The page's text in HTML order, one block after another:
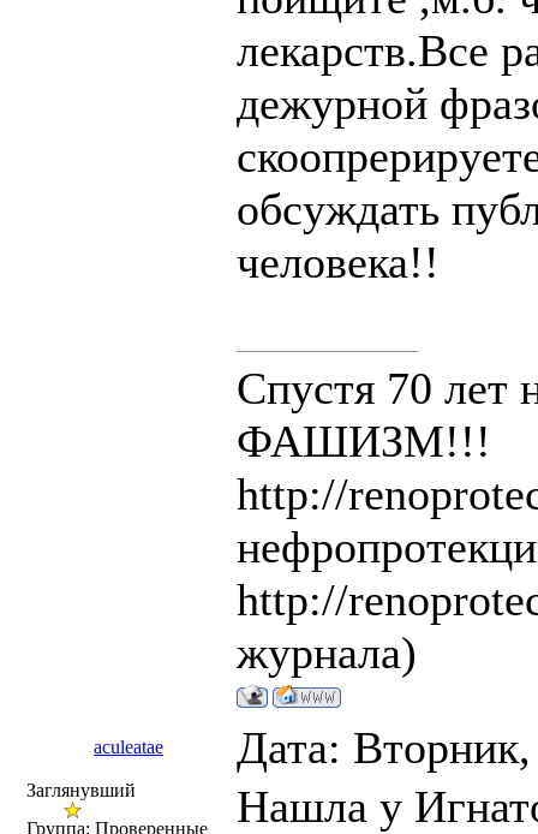
лекарств.Все
дежурной
обсуждать
человека!!
Спустя 70 лет
ФАШИЗМ!!!
http://
http://
журнала)
aculeatae Дата:
Заглянувший
Группа: Проверенные
Нашла у